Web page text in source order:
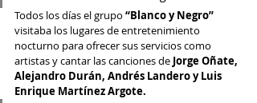
Todos los días el grupo “Blanco y Negro”
visitaba los lugares de entretenimiento
nocturno para ofrecer sus servicios como
artistas y cantar las canciones de Jorge Oñate,
Alejandro Durán, Andrés Landero y Luis
Enrique Martínez Argote.